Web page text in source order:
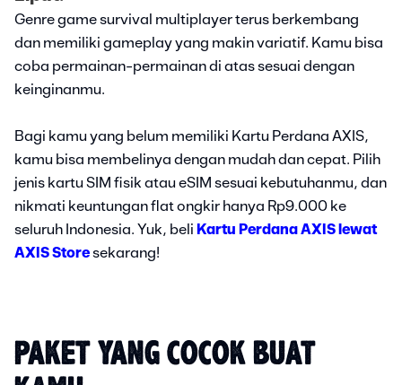
Genre game survival multiplayer terus berkembang
dan memiliki gameplay yang makin variatif. Kamu bisa
coba permainan-permainan di atas sesuai dengan
keinginanmu.
Bagi kamu yang belum memiliki Kartu Perdana AXIS,
kamu bisa membelinya dengan mudah dan cepat. Pilih
jenis kartu SIM fisik atau eSIM sesuai kebutuhanmu, dan
nikmati keuntungan flat ongkir hanya Rp9.000 ke
seluruh Indonesia. Yuk, beli Kartu Perdana AXIS lewat
AXIS Storesekarang!
PAKET YANG COCOK BUAT